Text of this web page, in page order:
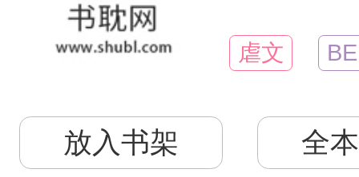
虐文 BE
放入书架 全